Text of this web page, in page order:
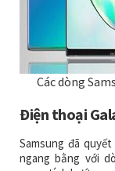
Các dòng
Điện thoại
Samsung đã
ngang bằng với